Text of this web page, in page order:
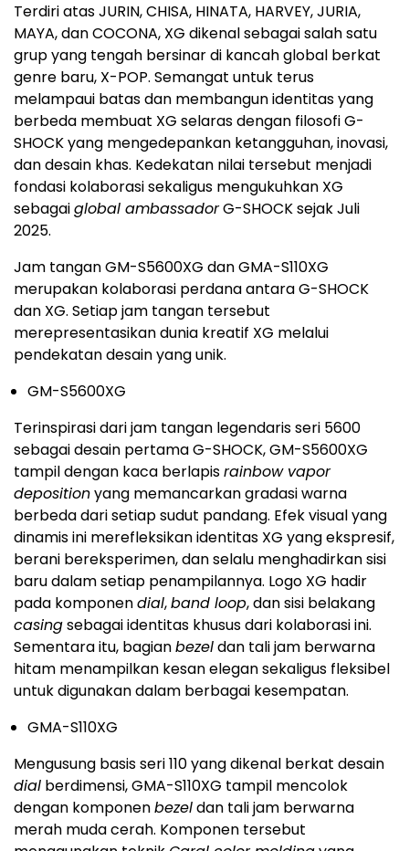
Terdiri atas JURIN, CHISA, HINATA, HARVEY, JURIA,
MAYA, dan COCONA, XG dikenal sebagai salah satu
grup yang tengah bersinar di kancah global berkat
genre baru, X-POP. Semangat untuk terus
melampaui batas dan membangun identitas yang
berbeda membuat XG selaras dengan filosofi G-
SHOCK yang mengedepankan ketangguhan, inovasi,
dan desain khas. Kedekatan nilai tersebut menjadi
fondasi kolaborasi sekaligus mengukuhkan XG
sebagaiglobal ambassadorG-SHOCK sejak Juli
2025.
Jam tangan GM-S5600XG dan GMA-S110XG
merupakan kolaborasi perdana antara G-SHOCK
dan XG. Setiap jam tangan tersebut
merepresentasikan dunia kreatif XG melalui
pendekatan desain yang unik.
GM-S5600XG
Terinspirasi dari jam tangan legendaris seri 5600
sebagai desain pertama G-SHOCK, GM-S5600XG
tampil dengan kaca berlapisrainbow vapor
depositionyang memancarkan gradasi warna
berbeda dari setiap sudut pandang. Efek visual yang
dinamis ini merefleksikan identitas XG yang ekspresif,
berani bereksperimen, dan selalu menghadirkan sisi
baru dalam setiap penampilannya. Logo XG hadir
pada komponendial,band loop, dan sisi belakang
casingsebagai identitas khusus dari kolaborasi ini.
Sementara itu, bagianbezeldan tali jam berwarna
hitam menampilkan kesan elegan sekaligus fleksibel
untuk digunakan dalam berbagai kesempatan.
GMA-S110XG
Mengusung basis seri 110 yang dikenal berkat desain
dial berdimensi, GMA-S110XG tampil mencolok
dengan komponenbezeldan tali jam berwarna
merah muda cerah. Komponen tersebut